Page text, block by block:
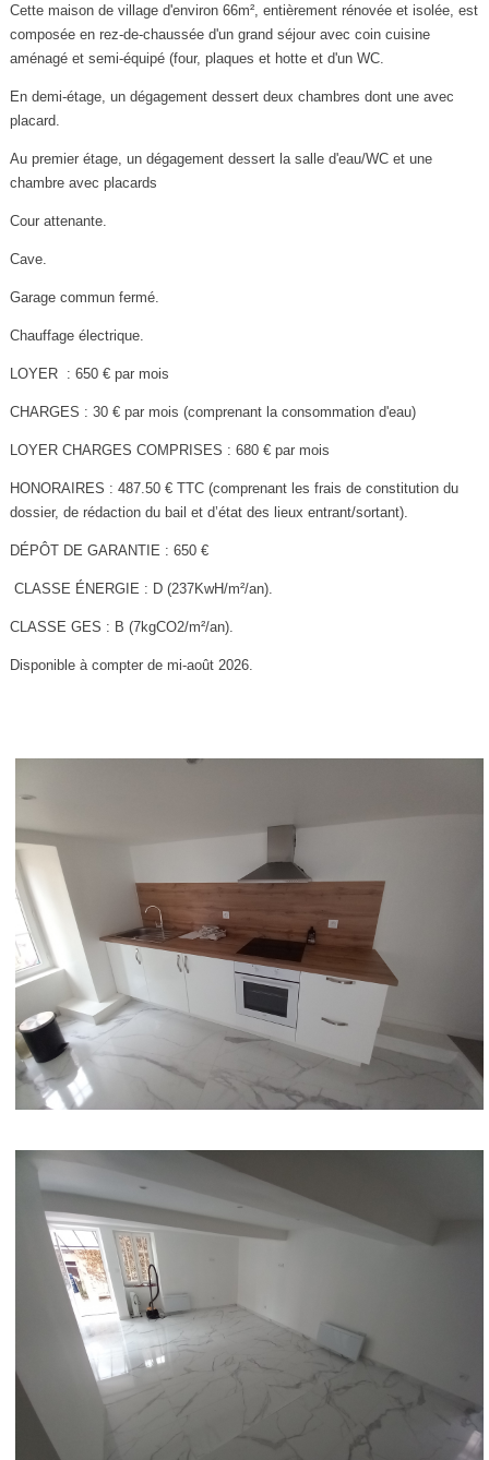
Cette maison de village d'environ 66m², entièrement rénovée et isolée, est
composée en rez-de-chaussée d'un grand séjour avec coin cuisine
aménagé et semi-équipé (four, plaques et hotte et d'un WC.
En demi-étage, un dégagement dessert deux chambres dont une avec
placard.
Au premier étage, un dégagement dessert la salle d'eau/WC et une
chambre avec placards
Cour attenante.
Cave.
Garage commun fermé.
Chauffage électrique.
LOYER : 650 € par mois
CHARGES : 30 € par mois (comprenant la consommation d'eau)
LOYER CHARGES COMPRISES : 680 € par mois
HONORAIRES : 487.50 € TTC (comprenant les frais de constitution du
dossier, de rédaction du bail et d’état des lieux entrant/sortant).
DÉPÔT DE GARANTIE : 650 €
CLASSE ÉNERGIE : D (237KwH/m²/an).
CLASSE GES : B (7kgCO2/m²/an).
Disponible à compter de mi-août 2026.